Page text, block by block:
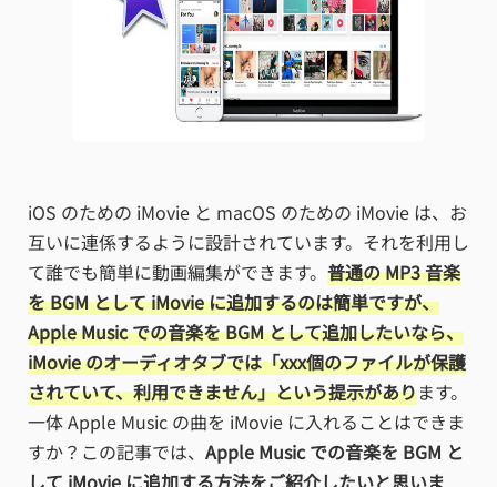
iOS のための iMovie と macOS のための iMovie は、お
互いに連係するように設計されています。それを利用し
て誰でも簡単に動画編集ができます。 普通の MP3 音楽
を BGM として iMovie に追加するのは簡単ですが、
Apple Music での音楽を BGM として追加したいなら、
iMovie のオーディオタブでは「xxx個のファイルが保護
されていて、利用できません」という提示があります。
一体 Apple Music の曲を iMovie に入れることはできま
すか？この記事では、 Apple Music での音楽を BGM と
して iMovie に追加する方法をご紹介したいと思いま